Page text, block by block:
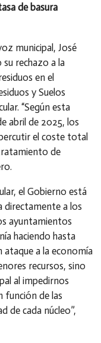
de basura
municipal, José
su rechazo a la
en el
y Suelos
“Según esta
abril de 2025, los
el coste total
de
el Gobierno está
directamente a los
ayuntamientos
haciendo hasta
ataque a la economía
recursos, sino
al impedirnos
de las
de cada núcleo”,